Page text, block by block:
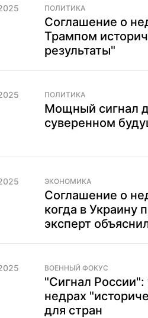
ПОЛИТИКА
Соглашение о
Трампом
результаты"
ПОЛИТИКА
Мощный сигнал
суверенном
ЭКОНОМИКА
Соглашение о
когда в
эксперт
ВОЕННЫЙ ФОКУС
"Сигнал
недрах
для стран